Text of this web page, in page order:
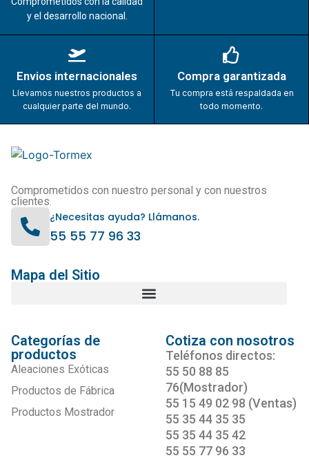
y el desarrollo nacional.
Envios internacionales
Llevamos nuestros productos a
cualquier parte del mundo.
Compra garantizada
Tu compra está respaldada en
todo momento.
Comprometidos con nuestro personal y con nuestros
clientes.
¿Necesitas ayuda? Llámanos.
55 55 77 96 33
Mapa del Sitio
Categorías de
productos
Aleaciones Exóticas
Productos de Fábrica
Productos Mostrador
Cotiza con nosotros
Teléfonos directos:
55 50 88 85
76(Mostrador)
55 15 49 02 98 (Ventas)
55 35 44 35 35
55 35 44 35 42
55 55 77 96 33